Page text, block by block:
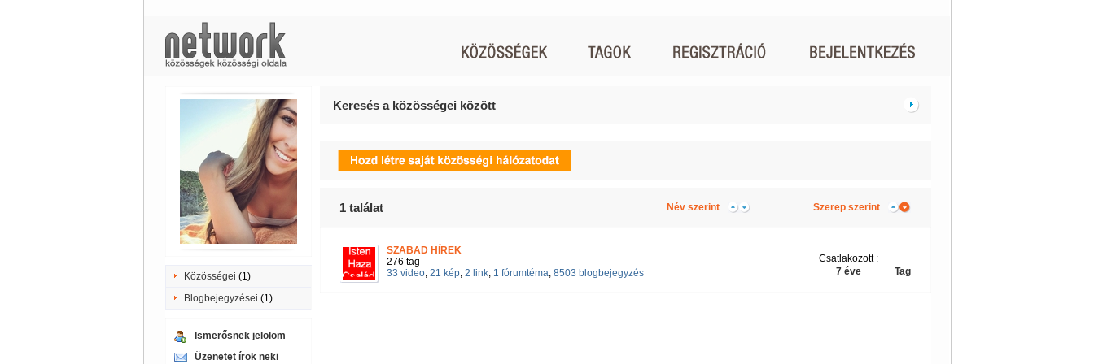
Közösségei (1)
Blogbejegyzései (1)
Ismerősnek jelölöm
Üzenetet írok neki
Keresés a közösségei között
1találat Név szerint Szerep szerint
SZABAD HÍREK
276 tag
33 video, 21 kép, 2 link, 1 fórumtéma, 8503 blogbejegyzés Tag
Csatlakozott :
7 éve